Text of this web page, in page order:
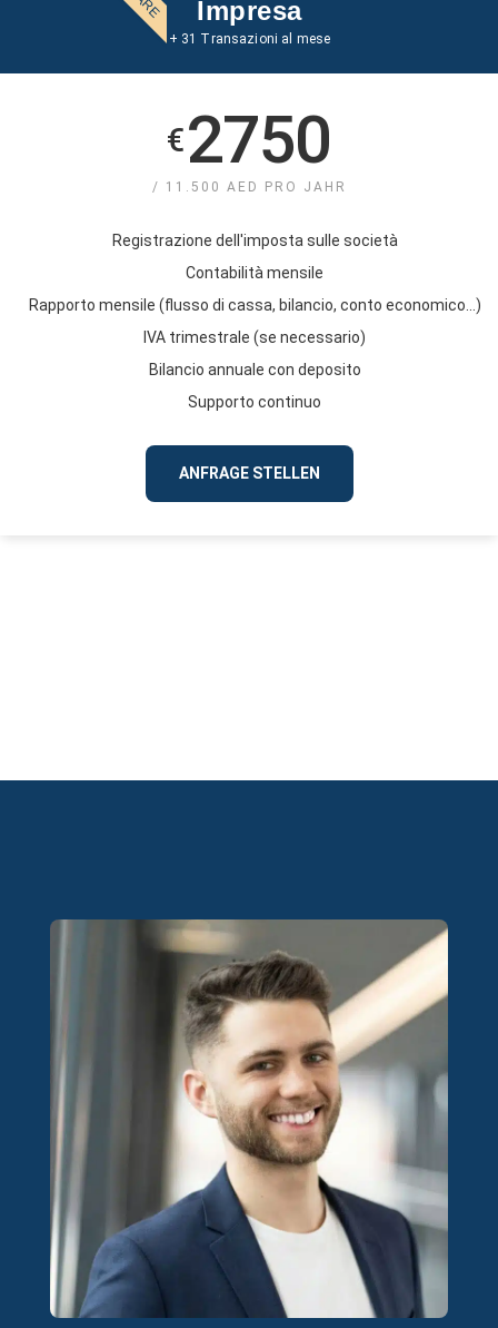
Impresa
+ 31 Transazioni al mese
€2750
/ 11.500 AED PRO JAHR
Registrazione dell'imposta sulle società
Contabilità mensile
Rapporto mensile (flusso di cassa, bilancio, conto economico...)
IVA trimestrale (se necessario)
Bilancio annuale con deposito
Supporto continuo
ANFRAGE STELLEN